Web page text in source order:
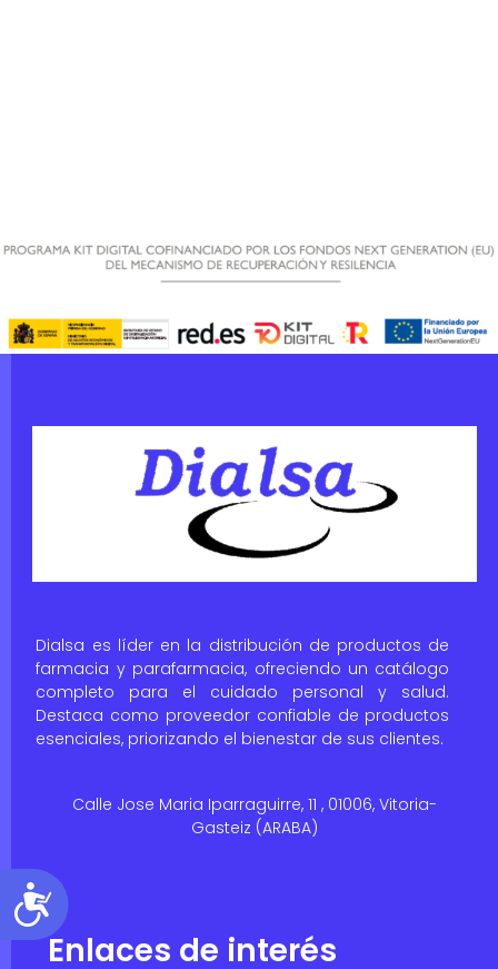
Accesibilidad
Dialsa es líder en la distribución de productos de
farmacia y parafarmacia, ofreciendo un catálogo
completo para el cuidado personal y salud.
Destaca como proveedor confiable de productos
esenciales, priorizando el bienestar de sus clientes.
Calle Jose Maria Iparraguirre, 11 , 01006, Vitoria-
Gasteiz (ARABA)
Enlaces de interés